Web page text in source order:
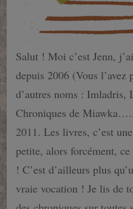
Salut ! Moi c’est Jenn,
depuis 2006 (Vous l’avez
d’autres noms : Imladris,
Chroniques de
2011. Les livres, c’est
petite, alors forcément,
! C’est d’ailleurs plus
vraie vocation ! Je lis de